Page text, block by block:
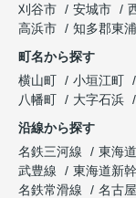
刈谷市
安城市
高浜市
知多郡東
町名から探す
横山町
小垣江町
八幡町
大字石浜
沿線から探す
名鉄三河線
東海
武豊線
東海道新
名鉄常滑線
名古